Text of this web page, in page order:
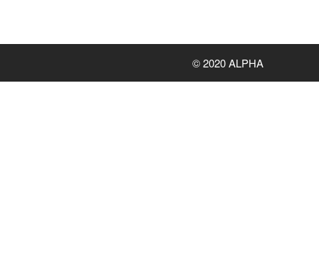
© 2020 ALPHA